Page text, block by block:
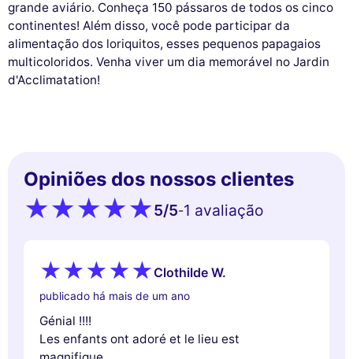
grande aviário. Conheça 150 pássaros de todos os cinco
continentes! Além disso, você pode participar da
alimentação dos loriquitos, esses pequenos papagaios
multicoloridos. Venha viver um dia memorável no Jardin
d'Acclimatation!
Opiniões dos nossos clientes
5/5-1 avaliação
Clothilde W.
publicado há mais de um ano
Génial !!!!
Les enfants ont adoré et le lieu est